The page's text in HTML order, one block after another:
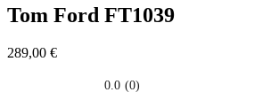
Tom Ford FT1039
289,00 €
0.0 (0)